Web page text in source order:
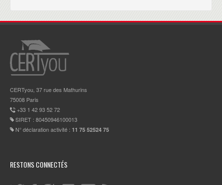
CERTyou, 37 rue des Mathurins
75008 Paris
+33 1 42 93 52 72
SIRET : 80450946100013
N° déclaration activité : 11 75 52524 75
RESTONS CONNECTÉS